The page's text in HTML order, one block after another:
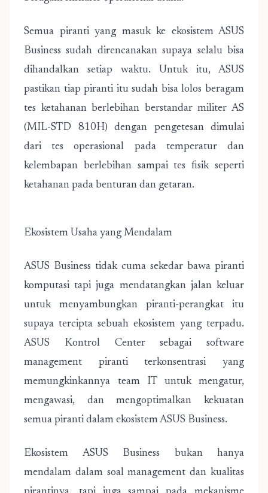
Semua piranti yang masuk ke ekosistem ASUS
Business sudah direncanakan supaya selalu bisa
dihandalkan setiap waktu. Untuk itu, ASUS
pastikan tiap piranti itu sudah bisa lolos beragam
tes ketahanan berlebihan berstandar militer AS
(MIL-STD 810H) dengan pengetesan dimulai
dari tes operasional pada temperatur dan
kelembapan berlebihan sampai tes fisik seperti
ketahanan pada benturan dan getaran.
Ekosistem Usaha yang Mendalam
ASUS Business tidak cuma sekedar bawa piranti
komputasi tapi juga mendatangkan jalan keluar
untuk menyambungkan piranti-perangkat itu
supaya tercipta sebuah ekosistem yang terpadu.
ASUS Kontrol Center sebagai software
management piranti terkonsentrasi yang
memungkinkannya team IT untuk mengatur,
mengawasi, dan mengoptimalkan kekuatan
semua piranti dalam ekosistem ASUS Business.
Ekosistem ASUS Business bukan hanya
mendalam dalam soal management dan kualitas